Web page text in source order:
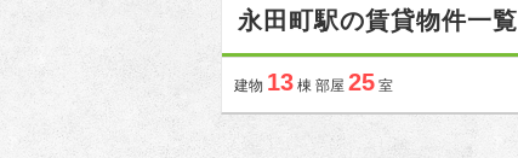
永田町駅の賃貸物件一覧
建物 13 棟 部屋 25 室